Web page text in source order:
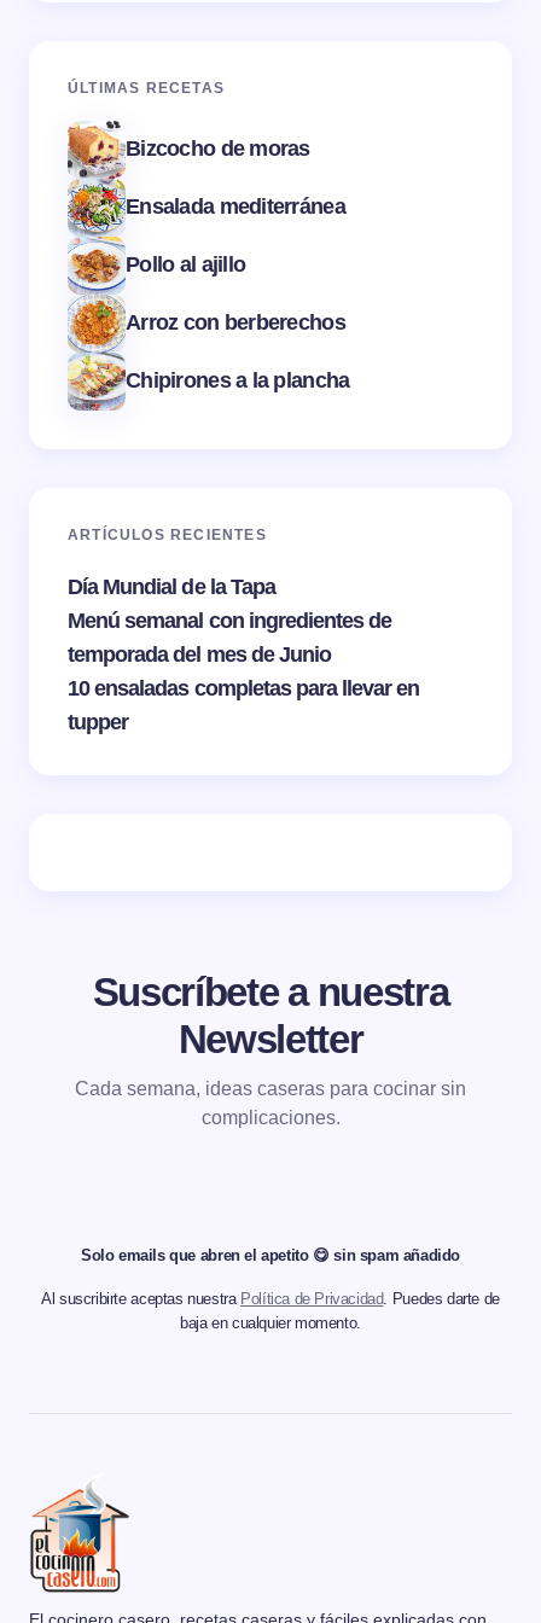
ÚLTIMAS RECETAS
Bizcocho de moras
Ensalada mediterránea
Pollo al ajillo
Arroz con berberechos
Chipirones a la plancha
ARTÍCULOS RECIENTES
Día Mundial de la Tapa
Menú semanal con ingredientes de
temporada del mes de Junio
10 ensaladas completas para llevar en
tupper
Suscríbete a nuestra
Newsletter
Cada semana, ideas caseras para cocinar sin
complicaciones.
Solo emails que abren el apetito 😋 sin spam añadido
Al suscribirte aceptas nuestra Política de Privacidad. Puedes darte de
baja en cualquier momento.
El cocinero casero, recetas caseras y fáciles explicadas con